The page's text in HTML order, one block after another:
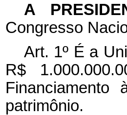
A
Congresso
Art. 1º É a
R$
patrimônio.